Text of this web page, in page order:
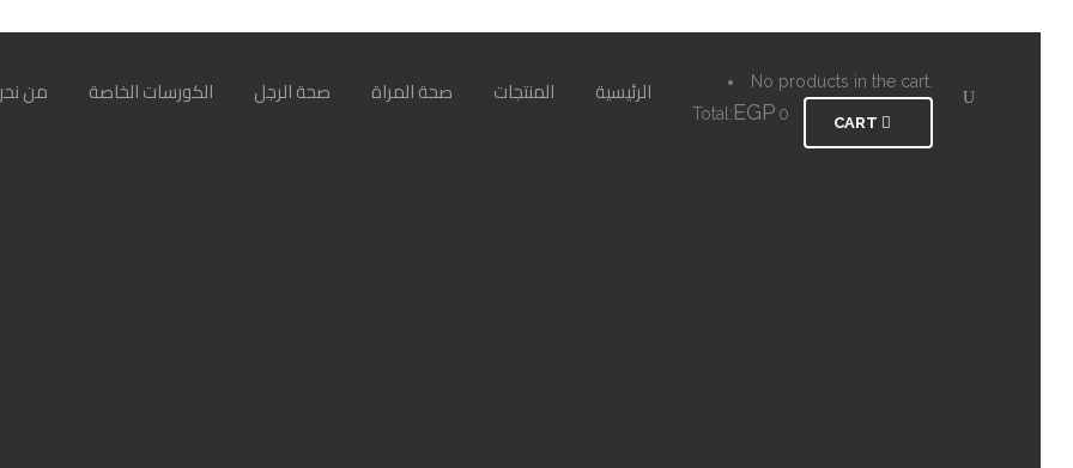
No products in the cart.
CART
Total:EGP 0
الرئيسية المنتجات صحة المراة صحة الرجل الكورسات الخاصة من